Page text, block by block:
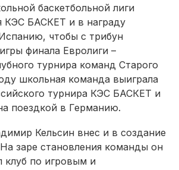
баскетбольной лиги
КЭС БАСКЕТ и в награду
чтобы с трибун
финала Евролиги –
турнира команд Старого
школьная команда выиграла
турнира КЭС БАСКЕТ и
поездкой в Германию.
Кельсин внес и в создание
заре становления команды он
клуб по игровым и